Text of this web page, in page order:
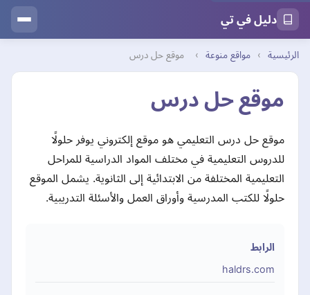
دليل في تي
الرئيسية › مواقع منوعة › موقع حل درس
موقع حل درس
موقع حل درس التعليمي هو موقع إلكتروني يوفر حلولًا
للدروس التعليمية في مختلف المواد الدراسية للمراحل
التعليمية المختلفة من الابتدائية إلى الثانوية. يشمل الموقع
حلولًا للكتب المدرسية وأوراق العمل والأسئلة التدريبية.
الرابط
haldrs.com